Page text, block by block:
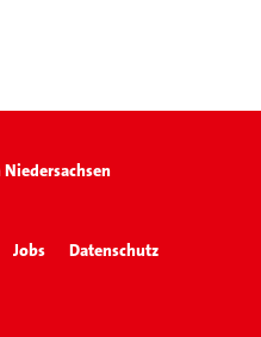
Jobs
Datenschutz